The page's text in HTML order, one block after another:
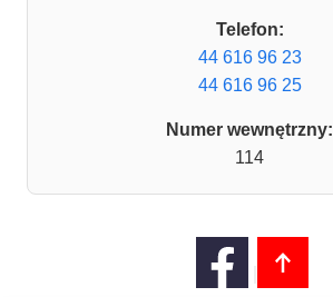
Telefon:
44 616 96 23
44 616 96 25
Numer wewnętrzny:
114